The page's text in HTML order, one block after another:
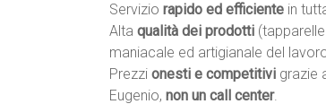
Servizio rapido ed efficiente in
Alta qualità dei prodotti
maniacale ed artigianale del
Prezzi onesti e competitivi grazie
Eugenio, non un call center.